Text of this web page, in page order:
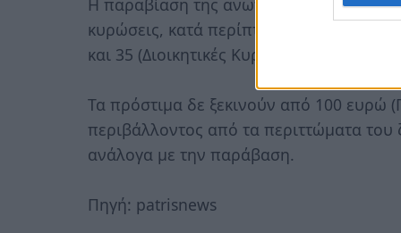
κυρώσεις, κατά περίπτωση, όπως αυτές
και 35 (Διοικητικές Κυρώσεις).
Τα πρόστιμα δε ξεκινούν από 100 ευρώ
περιβάλλοντος από τα περιττώματα του
ανάλογα με την παράβαση.
Πηγή: patrisnews